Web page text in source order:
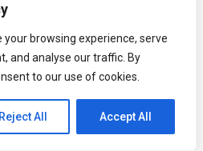
your browsing experience, serve
and analyse our traffic. By
to our use of cookies.
Reject All Accept All